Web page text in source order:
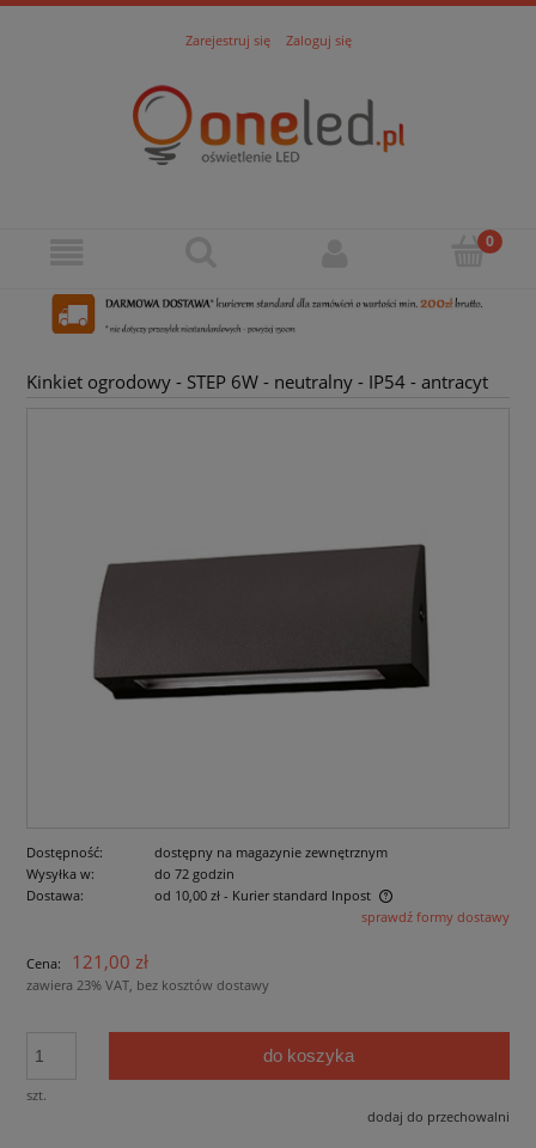
Zarejestruj się Zaloguj się
Kinkiet ogrodowy - STEP 6W - neutralny - IP54 - antracyt
Dostępność:
dostępny na magazynie zewnętrznym
Wysyłka w:
do 72 godzin
Dostawa:
od 10,00 zł - Kurier standard Inpost
Cena nie zawiera ewentualnych kosztów płatnościsprawdź formy dostawy
Cena: 121,00 zł
zawiera 23% VAT, bez kosztów dostawy
szt.
do koszyka
dodaj do przechowalni